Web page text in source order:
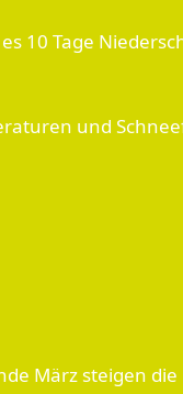
10 Tage
und
März steigen die